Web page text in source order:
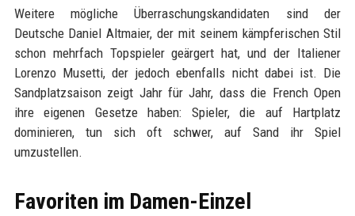
Weitere mögliche Überraschungskandidaten sind der
Deutsche Daniel Altmaier, der mit seinem kämpferischen Stil
schon mehrfach Topspieler geärgert hat, und der Italiener
Lorenzo Musetti, der jedoch ebenfalls nicht dabei ist. Die
Sandplatzsaison zeigt Jahr für Jahr, dass die French Open
ihre eigenen Gesetze haben: Spieler, die auf Hartplatz
dominieren, tun sich oft schwer, auf Sand ihr Spiel
umzustellen.
Favoriten im Damen-Einzel